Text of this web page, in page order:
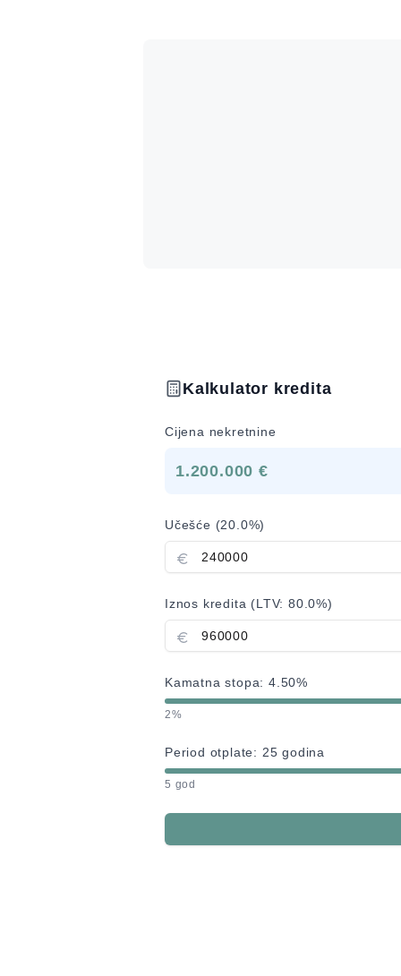
Kalkulator kredita
Cijena nekretnine
1.200.000 €
Učešće (20.0%)
Iznos kredita (LTV:80.0%)
Kamatna stopa:4.50%
2%
Period otplate: 25 godina
5 god